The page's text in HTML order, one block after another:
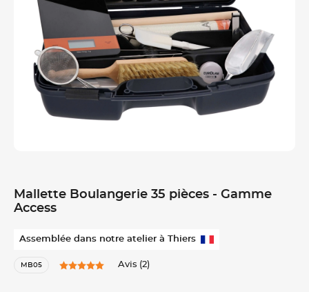
Mallette Boulangerie 35 pièces - Gamme
Access
Assemblée dans notre atelier à Thiers
MB05 Avis (2)